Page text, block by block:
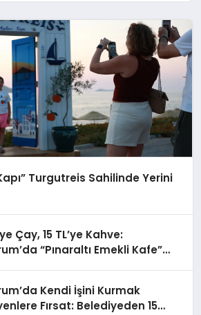
Turgutreis Sahilinde Yerini
Çay, 15 TL’ye Kahve:
“Pınaraltı Emekli Kafe”
Kendi İşini Kurmak
Fırsat: Belediyeden 15